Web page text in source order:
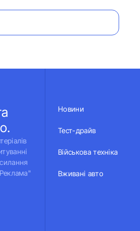
Новини
Тест-драйв
Військова техніка
Вживані авто